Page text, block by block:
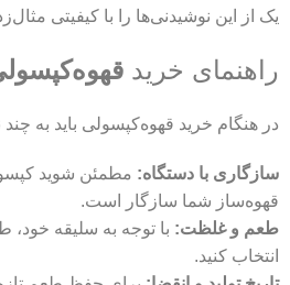
یک از این نوشیدنی‌ها را با کیفیتی
راهنمای خرید
در هنگام خرید قهوه‌کپسولی باید به چند
سازگاری با دستگاه: مطمئن شوید
قهوه‌ساز شما سازگار است.
طعم و غلظت: با توجه به سلیقه
انتخاب کنید.